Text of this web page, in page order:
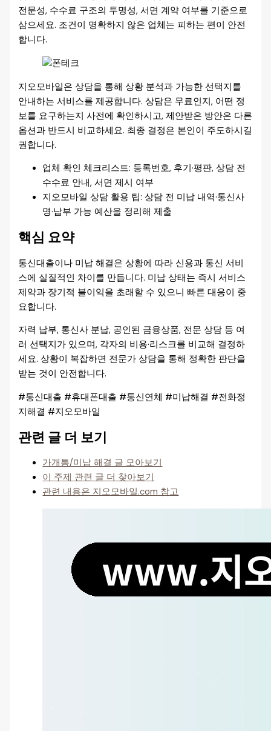
전문성, 수수료 구조의 투명성, 서면 계약 여부를 기준으로
삼으세요. 조건이 명확하지 않은 업체는 피하는 편이 안전
합니다.
지오모바일은 상담을 통해 상황 분석과 가능한 선택지를
안내하는 서비스를 제공합니다. 상담은 무료인지, 어떤 정
보를 요구하는지 사전에 확인하시고, 제안받은 방안은 다른
옵션과 반드시 비교하세요. 최종 결정은 본인이 주도하시길
권합니다.
업체 확인 체크리스트: 등록번호, 후기·평판, 상담 전
수수료 안내, 서면 제시 여부
지오모바일 상담 활용 팁: 상담 전 미납 내역·통신사
명·납부 가능 예산을 정리해 제출
핵심 요약
통신대출이나 미납 해결은 상황에 따라 신용과 통신 서비
스에 실질적인 차이를 만듭니다. 미납 상태는 즉시 서비스
제약과 장기적 불이익을 초래할 수 있으니 빠른 대응이 중
요합니다.
자력 납부, 통신사 분납, 공인된 금융상품, 전문 상담 등 여
러 선택지가 있으며, 각자의 비용·리스크를 비교해 결정하
세요. 상황이 복잡하면 전문가 상담을 통해 정확한 판단을
받는 것이 안전합니다.
#통신대출 #휴대폰대출 #통신연체 #미납해결 #전화정
지해결 #지오모바일
관련 글 더 보기
가개통/미납 해결 글 모아보기
이 주제 관련 글 더 찾아보기
관련 내용은 지오모바일.com 참고